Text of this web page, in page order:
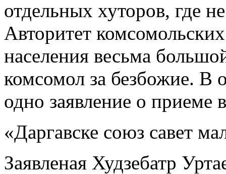
отдельных хуторов, где
Авторитет
населения весьма
комсомол за безбожие. В
одно заявление о приеме
«Даргавске союз савет
Заявленая Худзебатр